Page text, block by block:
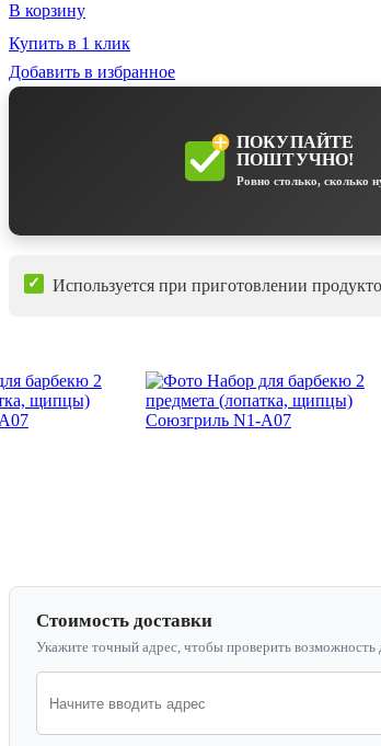
В корзину
Купить в 1 клик
Добавить в избранное
ПОКУПАЙТЕ
ПОШТУЧНО!
Ровно столько, сколько
Используется при приготовлении
Стоимость доставки
Укажите точный адрес, чтобы проверить возможность